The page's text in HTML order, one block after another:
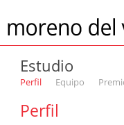
Estudio
Perfil Equipo
Perfil